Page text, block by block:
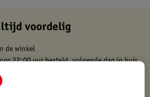
voordelig
de winkel
22:00 uur besteld, volgende dag in huis
vanaf 50.00
binnen 30 dagen